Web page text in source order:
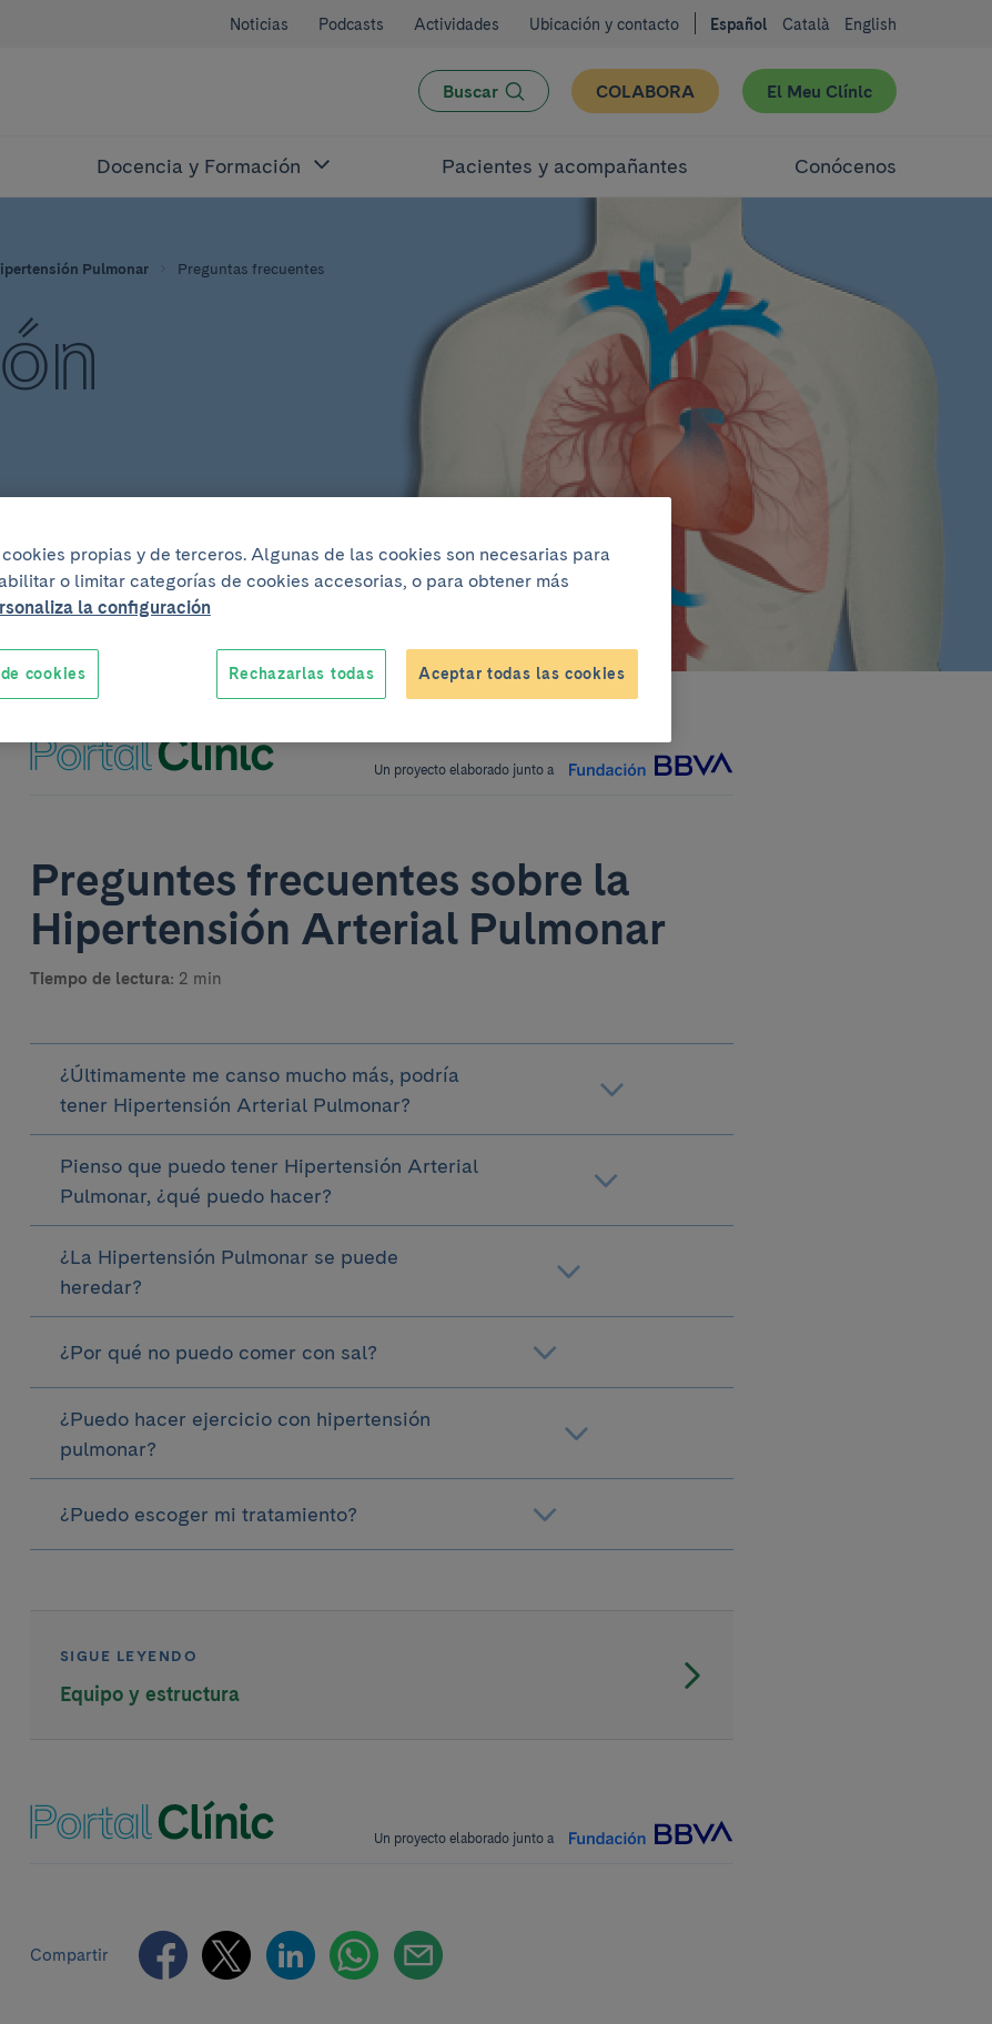
Noticias Podcasts Actividades Ubicación y contacto Español Català English
Buscar COLABORA El Meu Clínic
Docencia y Formación Pacientes y acompañantes Conócenos
Pulmonar Preguntas frecuentes
Un proyecto elaborado junto a
Preguntes frecuentes sobre la
Hipertensión Arterial Pulmonar
Tiempo de lectura: 2 min
¿Últimamente me canso mucho más, podría
tener Hipertensión Arterial Pulmonar?
Pienso que puedo tener Hipertensión Arterial
Pulmonar, ¿qué puedo hacer?
¿La Hipertensión Pulmonar se puede
heredar?
¿Por qué no puedo comer con sal?
¿Puedo hacer ejercicio con hipertensión
pulmonar?
¿Puedo escoger mi tratamiento?
SIGUE LEYENDO
Equipo y estructura
Un proyecto elaborado junto a
Compartir
propias y de terceros. Algunas de las cookies son necesarias para
o limitar categorías de cookies accesorias, o para obtener más
la configuración
Rechazarlas todas Aceptar todas las cookies
cookies